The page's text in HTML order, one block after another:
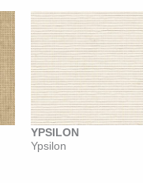
YPSILON
Ypsilon